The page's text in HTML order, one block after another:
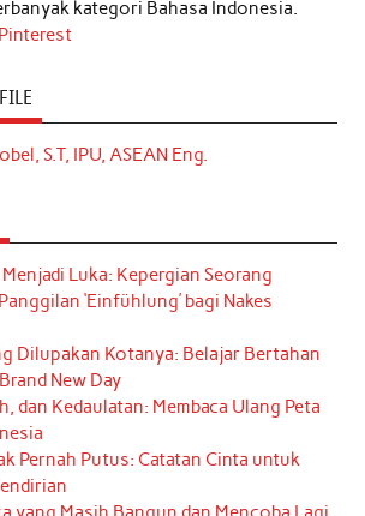
kategori Bahasa Indonesia.
S.T, IPU, ASEAN Eng.
Luka: Kepergian Seorang
‘Einfühlung’ bagi Nakes
Dilupakan Kotanya: Belajar Bertahan
New Day
dan Kedaulatan: Membaca Ulang Peta
Pernah Putus: Catatan Cinta untuk